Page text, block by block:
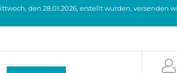
den 28.01.2026, erstellt wurden, versenden